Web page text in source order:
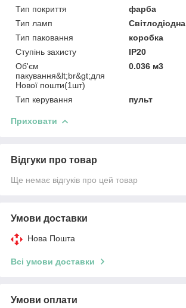
Тип покриття
фарба
Тип ламп
Світлодіодна
Тип паковання
коробка
Ступінь захисту
IP20
Об'єм
пакування&lt;br&gt;для
Нової пошти(1шт)
0.036 м3
Тип керування пульт
Приховати
Відгуки про товар
Ще немає відгуків про цей товар
Умови доставки
Нова Пошта
Всі умови доставки
Умови оплати